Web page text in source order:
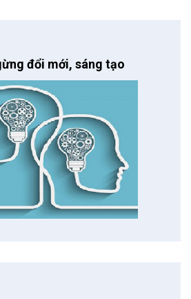
đổi mới, sáng tạo